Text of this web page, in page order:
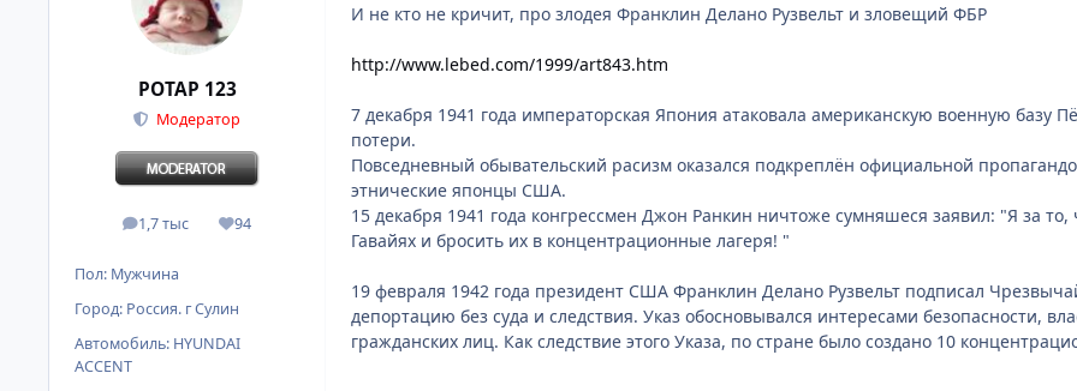
POTAP 123
Модератор
1,7 тыс
сообщения94
Репутация
Пол: Мужчина
Город: Россия. г Сулин
Автомобиль: HYUNDAI
ACCENT
И не кто не кричит, про злодея Франклин Делано Рузвельт и зловещий ФБР
http://www.lebed.com/1999/art843.htm
7 декабря 1941 года императорская Япония атаковала американскую военную базу
потери.
Повседневный обывательский расизм оказался подкреплён официальной
этнические японцы США.
15 декабря 1941 года конгрессмен Джон Ранкин ничтоже сумняшеся заявил: "Я за
Гавайях и бросить их в концентрационные лагеря! "
19 февраля 1942 года президент США Франклин Делано Рузвельт подписал
депортацию без суда и следствия. Указ обосновывался интересами безопасности,
гражданских лиц. Как следствие этого Указа, по стране было создано 10